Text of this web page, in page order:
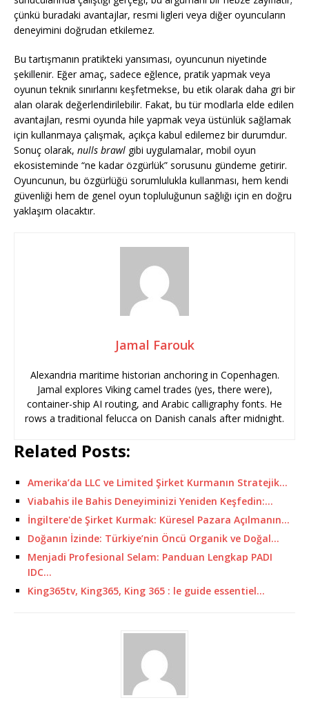
çünkü buradaki avantajlar, resmi ligleri veya diğer oyuncuların
deneyimini doğrudan etkilemez.
Bu tartışmanın pratikteki yansıması, oyuncunun niyetinde
şekillenir. Eğer amaç, sadece eğlence, pratik yapmak veya
oyunun teknik sınırlarını keşfetmekse, bu etik olarak daha gri bir
alan olarak değerlendirilebilir. Fakat, bu tür modlarla elde edilen
avantajları, resmi oyunda hile yapmak veya üstünlük sağlamak
için kullanmaya çalışmak, açıkça kabul edilemez bir durumdur.
Sonuç olarak, nulls brawl gibi uygulamalar, mobil oyun
ekosisteminde “ne kadar özgürlük” sorusunu gündeme getirir.
Oyuncunun, bu özgürlüğü sorumlulukla kullanması, hem kendi
güvenliği hem de genel oyun topluluğunun sağlığı için en doğru
yaklaşım olacaktır.
Jamal Farouk
Alexandria maritime historian anchoring in Copenhagen.
Jamal explores Viking camel trades (yes, there were),
container-ship AI routing, and Arabic calligraphy fonts. He
rows a traditional felucca on Danish canals after midnight.
Related Posts:
Amerika’da LLC ve Limited Şirket Kurmanın Stratejik…
Viabahis ile Bahis Deneyiminizi Yeniden Keşfedin:…
İngiltere'de Şirket Kurmak: Küresel Pazara Açılmanın…
Doğanın İzinde: Türkiye’nin Öncü Organik ve Doğal…
Menjadi Profesional Selam: Panduan Lengkap PADI
IDC…
King365tv, King365, King 365 : le guide essentiel…